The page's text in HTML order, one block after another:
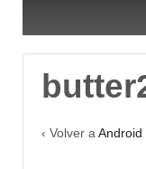
‹ Volver a Android